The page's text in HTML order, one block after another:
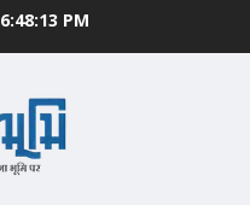
6:48:15 PM